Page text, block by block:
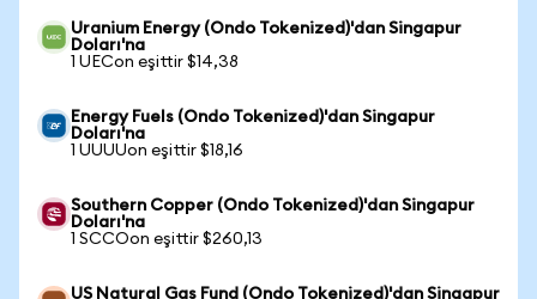
Uranium Energy (Ondo Tokenized)'dan Singapur
Doları'na
1 UECon eşittir $14,38
Energy Fuels (Ondo Tokenized)'dan Singapur
Doları'na
1 UUUUon eşittir $18,16
Southern Copper (Ondo Tokenized)'dan Singapur
Doları'na
1 SCCOon eşittir $260,13
US Natural Gas Fund (Ondo Tokenized)'dan Singapur